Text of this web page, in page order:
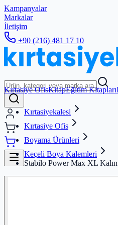
Kampanyalar
Markalar
İletişim
+90 (216) 481 17 10
Kırtasiye OfisKitapEğitim Kitapları
Kırtasiyekalesi
Kırtasiye Ofis
Boyama Ürünleri
Keçeli Boya Kalemleri
Stabilo Power Max XL